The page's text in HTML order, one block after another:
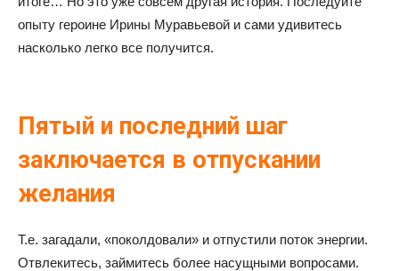
опыту героине Ирины Муравьевой и сами удивитесь
насколько легко все получится.
Пятый и последний шаг
заключается в отпускании
желания
Т.е. загадали, «поколдовали» и отпустили поток энергии.
Отвлекитесь, займитесь более насущными вопросами.